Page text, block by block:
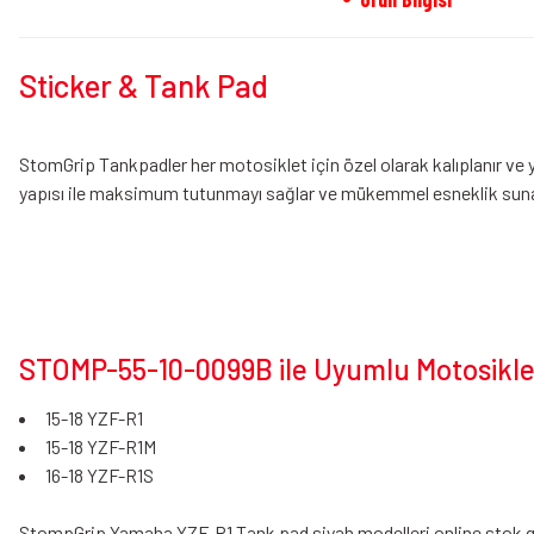
Sticker & Tank Pad
StomGrip Tankpadler her motosiklet için özel olarak kalıplanır
yapısı ile maksimum tutunmayı sağlar ve mükemmel esneklik
STOMP-55-10-0099B ile Uyumlu
15-18 YZF-R1
15-18 YZF-R1M
16-18 YZF-R1S